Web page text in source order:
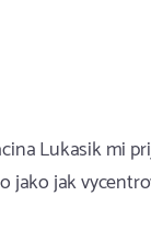
Lukasik
jako jak